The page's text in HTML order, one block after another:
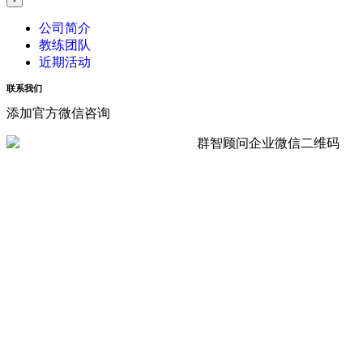
公司简介
教练团队
近期活动
联系我们
添加官方微信咨询